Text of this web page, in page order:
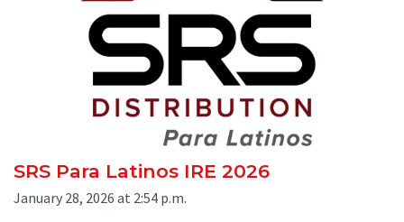
SRS Para Latinos IRE 2026
January 28, 2026 at 2:54 p.m.